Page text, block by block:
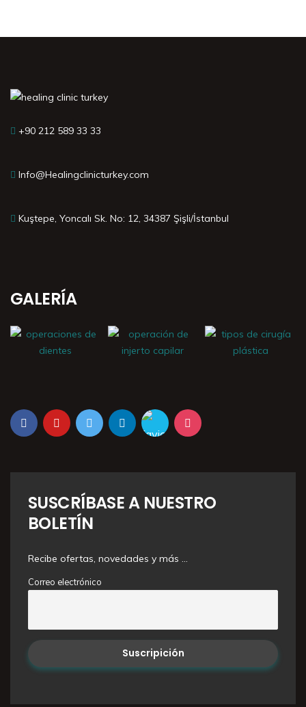
+90 212 589 33 33
Info@Healingclinicturkey.com
Kuştepe, Yoncalı Sk. No: 12, 34387 Şişli/İstanbul
GALERÍA
SUSCRÍBASE A NUESTRO
BOLETÍN
Recibe ofertas, novedades y más …
Correo electrónico